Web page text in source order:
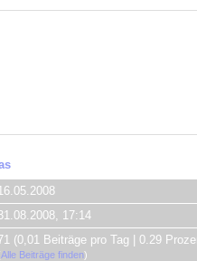
17:14
(0,01 Beiträge pro Tag | 0.29
Alle Beiträge finden)